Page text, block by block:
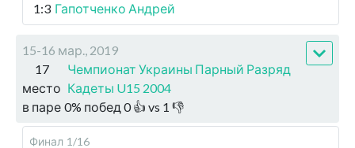
1:3 Гапотченко Андрей
15-16 мар., 2019
17
место
Чемпионат Украины Парный Разряд
Кадеты U15 2004
в паре 0% побед 0👍 vs 1 👎
Финал 1/16